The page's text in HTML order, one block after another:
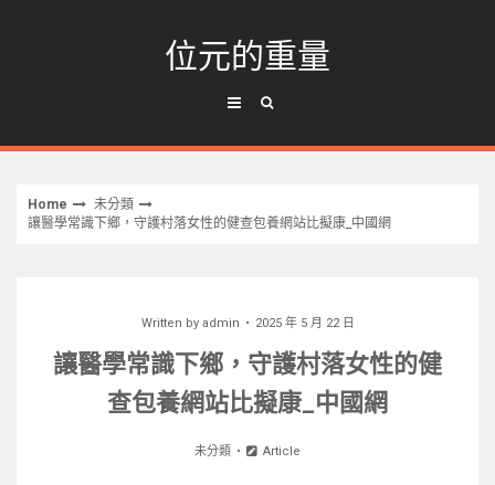
位元的重量
Home
未分類
讓醫學常識下鄉，守護村落女性的健查包養網站比擬康_中國網
Written by admin 2025 年 5 月 22 日
讓醫學常識下鄉，守護村落女性的健
查包養網站比擬康_中國網
未分類 Article